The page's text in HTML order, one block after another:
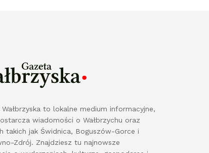
Wałbrzyska to lokalne medium informacyjne,
wiadomości o Wałbrzychu oraz
takich jak Świdnica, Boguszów-Gorce i
Zdrój. Znajdziesz tu najnowsze